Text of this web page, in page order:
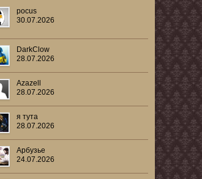
pocus
30.07.2026
DarkClow
28.07.2026
Azazell
28.07.2026
я тута
28.07.2026
Арбузье
24.07.2026